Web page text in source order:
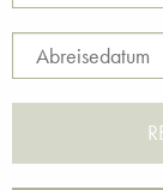
Abreisedatum